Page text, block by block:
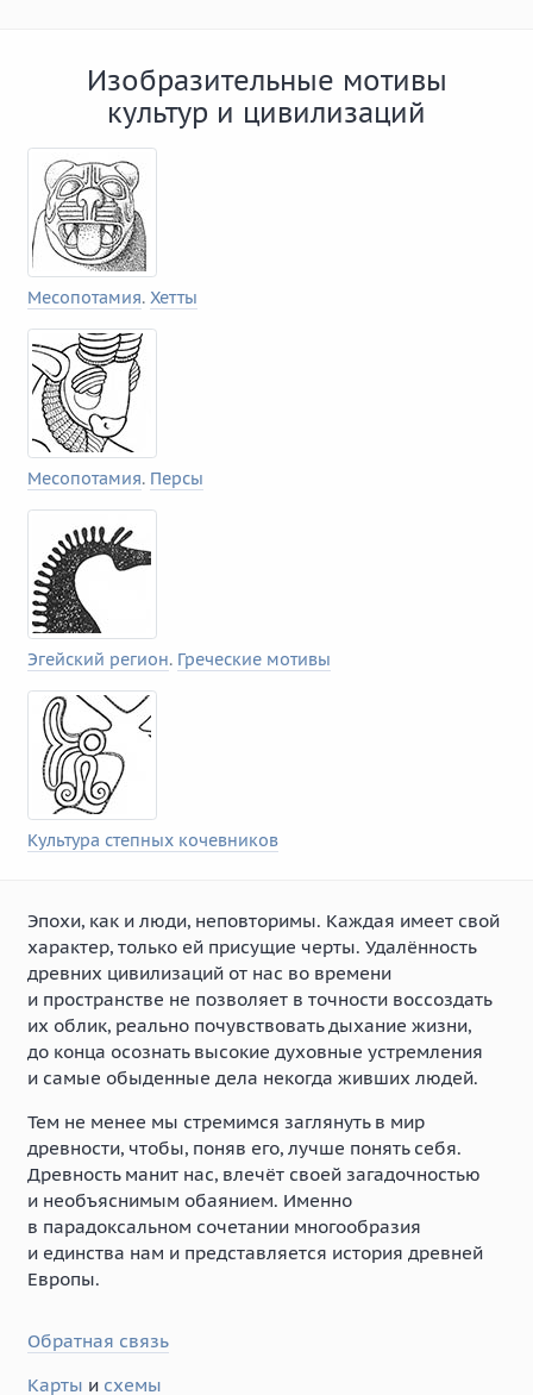
Изобразительные мотивы
культур и цивилизаций
Месопотамия. Хетты
Месопотамия. Персы
Эгейский регион. Греческие мотивы
Культура степных кочевников
Эпохи, как и люди, неповторимы. Каждая имеет свой
характер, только ей присущие черты. Удалённость
древних цивилизаций от нас во времени
и пространстве не позволяет в точности воссоздать
их облик, реально почувствовать дыхание жизни,
до конца осознать высокие духовные устремления
и самые обыденные дела некогда живших людей.
Тем не менее мы стремимся заглянуть в мир
древности, чтобы, поняв его, лучше понять себя.
Древность манит нас, влечёт своей загадочностью
и необъяснимым обаянием. Именно
в парадоксальном сочетании многообразия
и единства нам и представляется история древней
Европы.
Обратная связь
Карты и схемы